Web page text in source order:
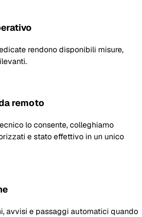
rendono disponibili misure,
remoto
lo consente, colleghiamo
e stato effettivo in un unico
avvisi e passaggi automatici quando